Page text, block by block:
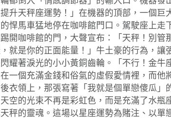
升天秤座運勢！」在機器的頂部，一個
悍馬車猛地停在咖啡館門口。駕駛座上走
咖啡館的門，大聲宣布：「天秤！別管
就是你的正面能量！」牛土豪的行為，
耀著淚光的小小黃銅齒輪。「不行！金
一個充滿金錢和俗氣的虛假愛情裡，而他
衣領上，那張寫著「我就是個單戀傻瓜
空的光束不再是彩虹色，而是充滿了水
秤的靈魂。這場以星座運勢為賭注、以